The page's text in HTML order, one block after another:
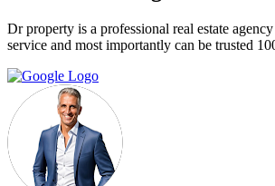
Dr property is a professional real estate
service and most importantly can be trusted